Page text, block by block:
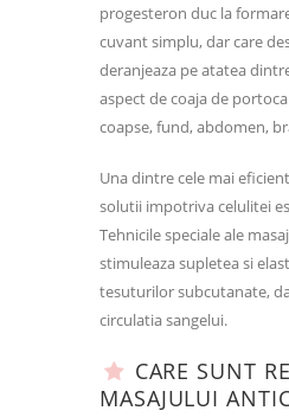
progesteron duc la
cuvant simplu, dar care
deranjeaza pe atatea
aspect de coaja de
coapse, fund, abdomen,
Una dintre cele mai
solutii impotriva celulitei
Tehnicile speciale ale
stimuleaza supletea si
tesuturilor subcutanate,
circulatia sangelui.
CARE SUNT
MASAJULUI